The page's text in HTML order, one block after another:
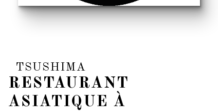
TSUSHIMA
RESTAURANT
ASIATIQUE À